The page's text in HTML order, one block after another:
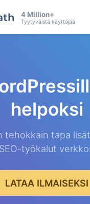
4 Million+
Tyytyväistä käyttäjää
helpoksi
tehokkain tapa
SEO-työkalut
LATAA ILMAISEKSI